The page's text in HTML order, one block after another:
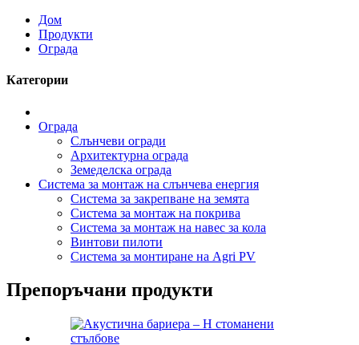
Дом
Продукти
Ограда
Категории
Ограда
Слънчеви огради
Архитектурна ограда
Земеделска ограда
Система за монтаж на слънчева енергия
Система за закрепване на земята
Система за монтаж на покрива
Система за монтаж на навес за кола
Винтови пилоти
Система за монтиране на Agri PV
Препоръчани продукти